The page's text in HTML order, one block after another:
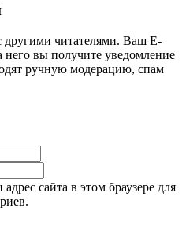
читателями. Ваш E-
него вы получите уведомление
ручную модерацию, спам
сайта в этом браузере для